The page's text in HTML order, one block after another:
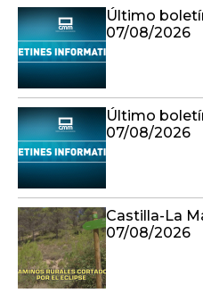
Último
07/08/2026
Último
07/08/2026
Castilla-La
07/08/2026